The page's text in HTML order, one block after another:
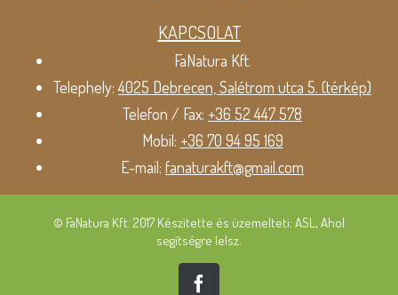
KAPCSOLAT
FaNatura Kft.
Telephely:4025 Debrecen, Salétrom utca 5. (térkép)
Telefon / Fax: +36 52 447 578
Mobil: +36 70 94 95 169
E-mail: fanaturakft@gmail.com
© FaNatura Kft. 2017 Készítette és üzemelteti: ASL, Ahol
segítségre lelsz.